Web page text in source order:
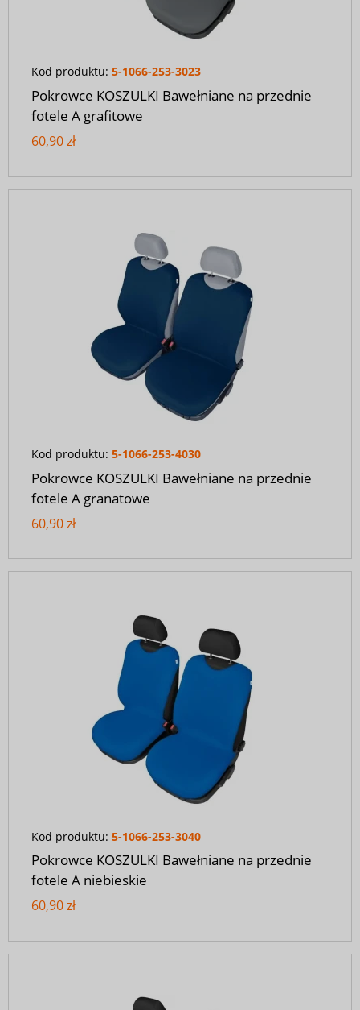
Kod produktu: 5-1066-253-3023
Pokrowce KOSZULKI Bawełniane na przednie
fotele A grafitowe
60,90 zł
Kod produktu: 5-1066-253-4030
Pokrowce KOSZULKI Bawełniane na przednie
fotele A granatowe
60,90 zł
Kod produktu: 5-1066-253-3040
Pokrowce KOSZULKI Bawełniane na przednie
fotele A niebieskie
60,90 zł